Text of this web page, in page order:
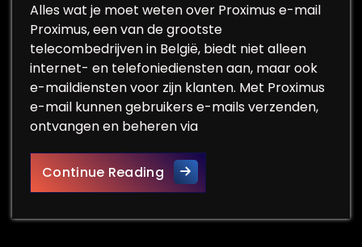
Alles wat je moet weten over Proximus e-mail
Proximus, een van de grootste
telecombedrijven in België, biedt niet alleen
internet- en telefoniediensten aan, maar ook
e-maildiensten voor zijn klanten. Met Proximus
e-mail kunnen gebruikers e-mails verzenden,
ontvangen en beheren via
Continue ReadingAlles over Proximus e-mail: